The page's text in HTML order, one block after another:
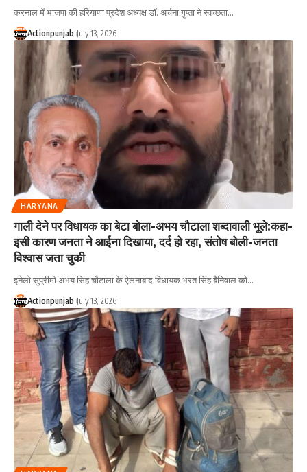
करनाल में भाजपा की हरियाणा प्रदेश अध्यक्ष डॉ. अर्चना गुप्ता ने स्वच्छता…
Actionpunjab July 13, 2026
HARYANA
गाली देने पर विधायक का बेटा बोला-अभय चौटाला शब्दावाली भूले:कहा-
इसी कारण जनता ने आईना दिखाया, दर्द हो रहा, संतोष बोली-जनता
विश्वास जता चुकी
इनेलो सुप्रीमो अभय सिंह चौटाला के ऐलनाबाद विधायक भरत सिंह बैनिवाल को…
Actionpunjab July 13, 2026